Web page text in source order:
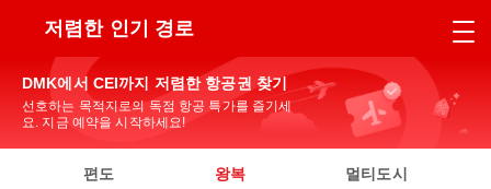
저렴한 인기 경로
DMK에서 CEI까지 저렴한 항공권 찾기
선호하는 목적지로의 독점 항공 특가를 즐기세
요. 지금 예약을 시작하세요!
편도 왕복 멀티도시